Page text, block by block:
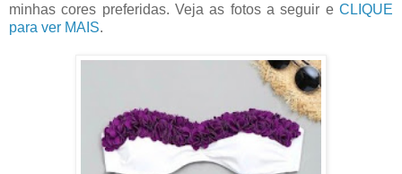
minhas cores preferidas. Veja as fotos a seguir e CLIQUE
para ver MAIS.